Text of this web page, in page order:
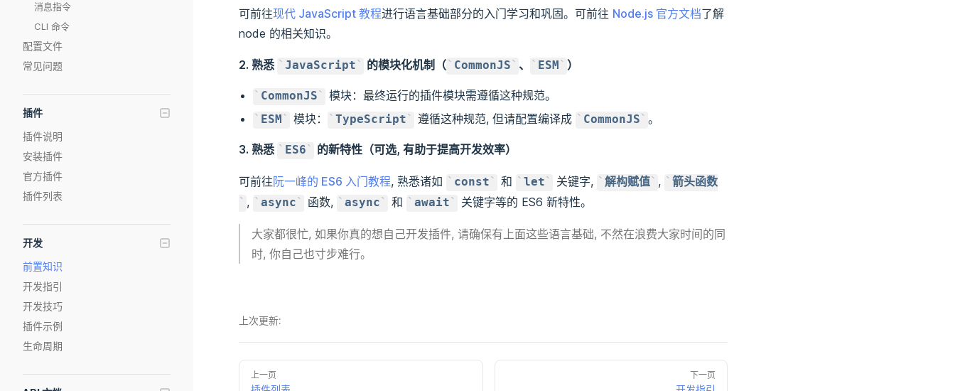
消息指令
CLI 命令
配置文件
常见问题
插件
插件说明
安装插件
官方插件
插件列表
开发
前置知识
开发指引
开发技巧
插件示例
生命周期
可前往现代 JavaScript 教程进行语言基础部分的入门学习和巩固。可前往 Node.js 官方文档了解
node 的相关知识。
2. 熟悉 JavaScript 的模块化机制（ CommonJS 、 ESM ）
CommonJS 模块：最终运行的插件模块需遵循这种规范。
ESM 模块： TypeScript 遵循这种规范, 但请配置编译成 CommonJS 。
3. 熟悉 ES6 的新特性（可选, 有助于提高开发效率）
可前往阮一峰的 ES6 入门教程, 熟悉诸如 const 和 let 关键字, 解构赋值 , 箭头函数
, async 函数, async 和 await 关键字等的 ES6 新特性。
大家都很忙, 如果你真的想自己开发插件, 请确保有上面这些语言基础, 不然在浪费大家时间的同
时, 你自己也寸步难行。
上次更新:
上一页 下一页